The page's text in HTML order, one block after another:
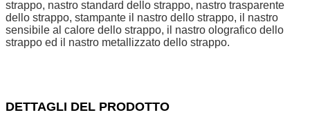
strappo, nastro standard dello strappo, nastro trasparente
dello strappo, stampante il nastro dello strappo, il nastro
sensibile al calore dello strappo, il nastro olografico dello
strappo ed il nastro metallizzato dello strappo.
DETTAGLI DEL PRODOTTO